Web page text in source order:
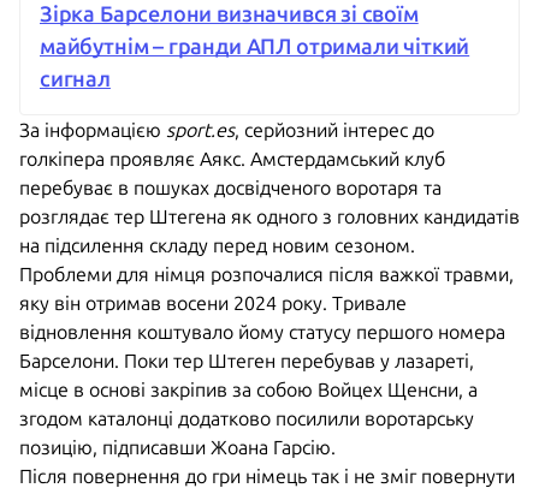
Зірка Барселони визначився зі своїм
майбутнім – гранди АПЛ отримали чіткий
сигнал
За інформацією sport.es, серйозний інтерес до
голкіпера проявляє Аякс. Амстердамський клуб
перебуває в пошуках досвідченого воротаря та
розглядає тер Штегена як одного з головних кандидатів
на підсилення складу перед новим сезоном.
Проблеми для німця розпочалися після важкої травми,
яку він отримав восени 2024 року. Тривале
відновлення коштувало йому статусу першого номера
Барселони. Поки тер Штеген перебував у лазареті,
місце в основі закріпив за собою Войцех Щенсни, а
згодом каталонці додатково посилили воротарську
позицію, підписавши Жоана Гарсію.
Після повернення до гри німець так і не зміг повернути